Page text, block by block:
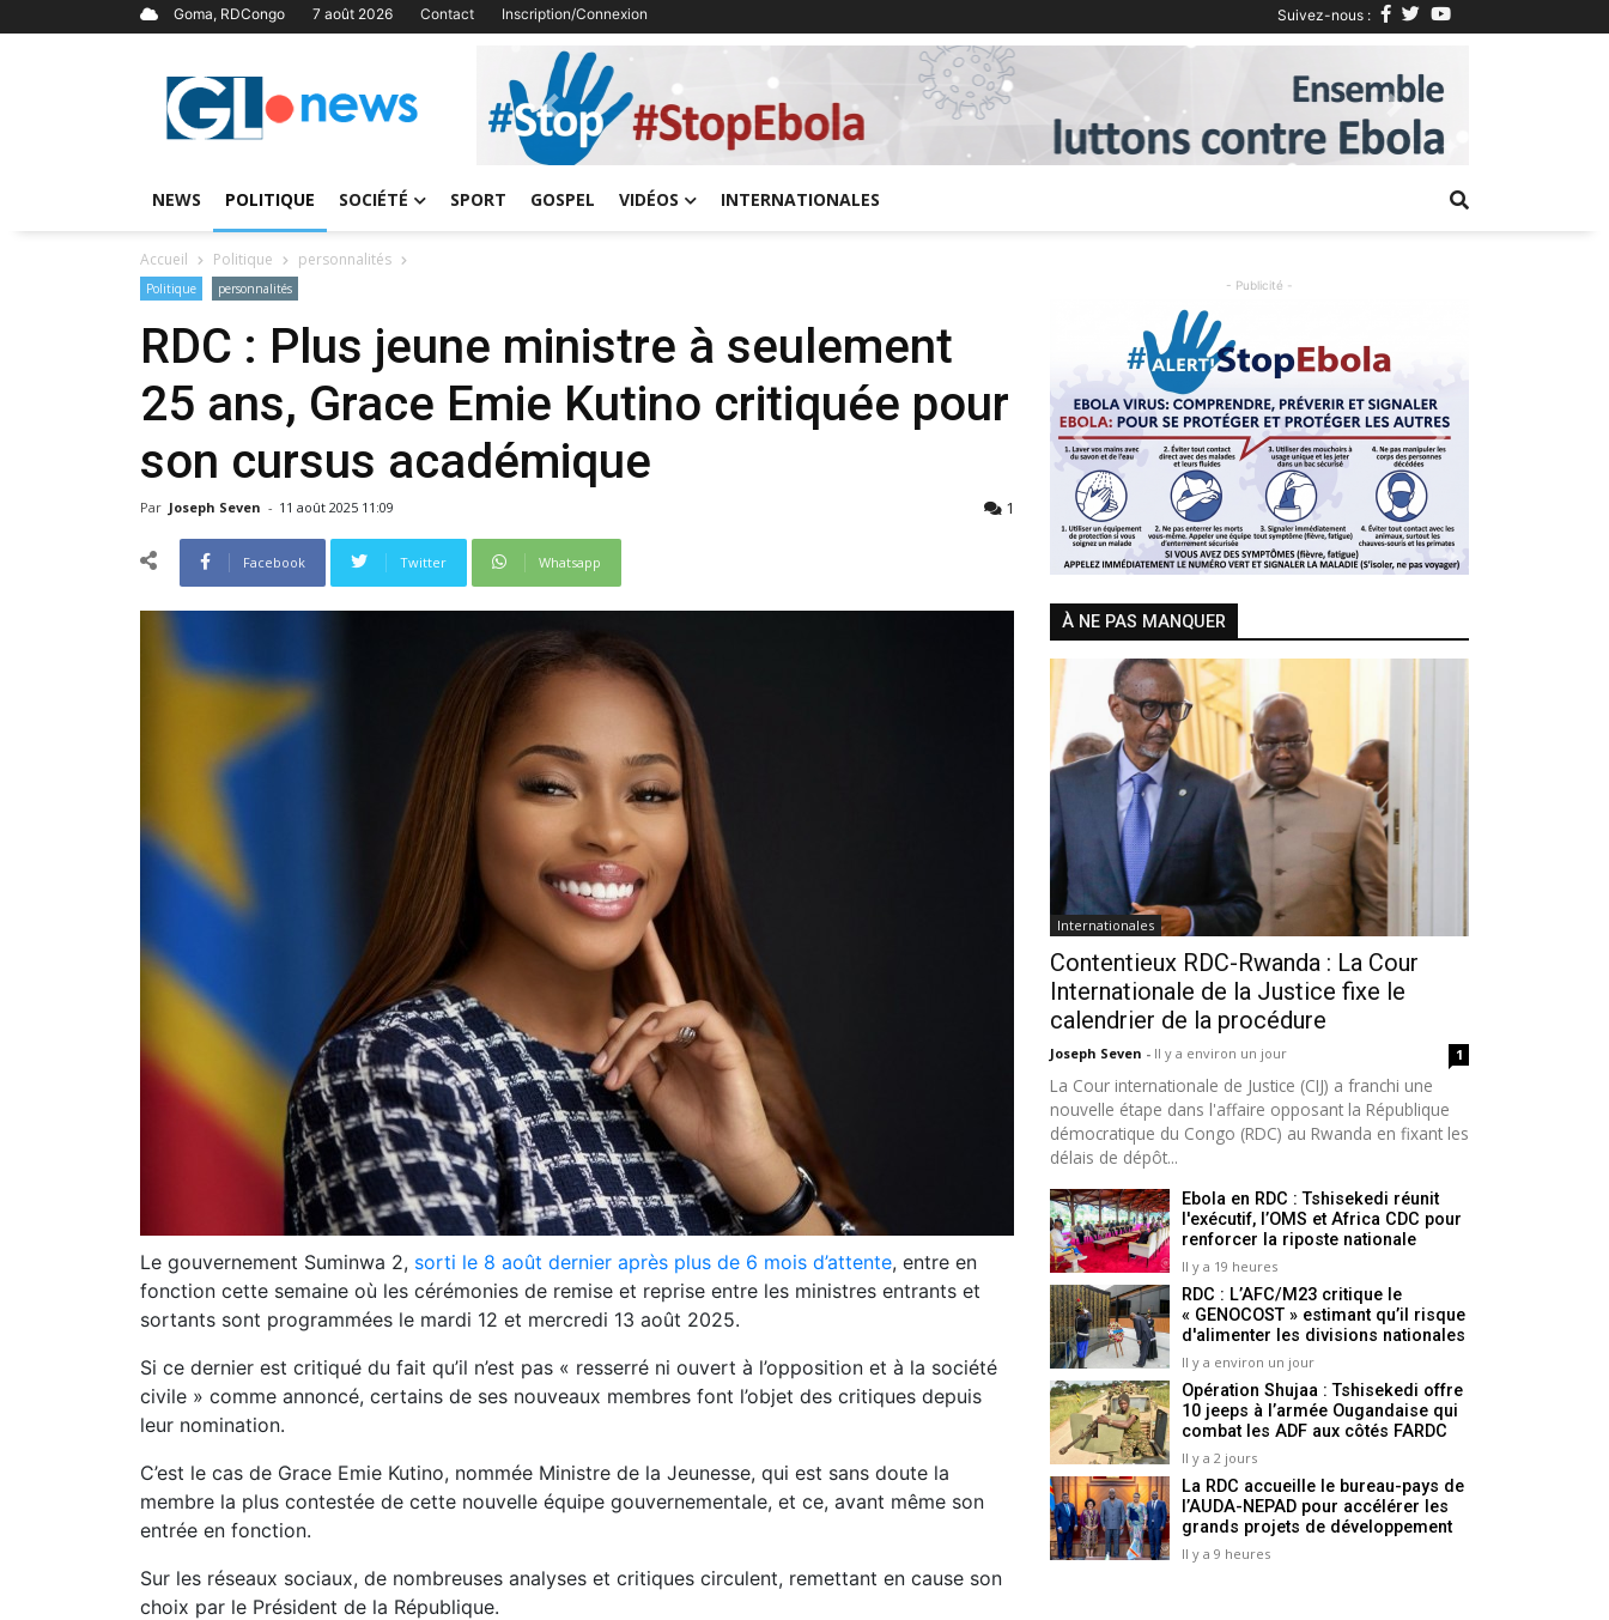
Goma, RDCongo 7 août 2026 Contact Inscription/Connexion Suivez-nous :
Previous Next
NEWS POLITIQUE SOCIÉTÉ SPORT GOSPEL VIDÉOS INTERNATIONALES
Accueil Politique personnalités
Politique personnalités
RDC : Plus jeune ministre à seulement
25 ans, Grace Emie Kutino critiquée pour
son cursus académique
Par Joseph Seven - 11 août 2025 11:09 1
Facebook Twitter Whatsapp
Le gouvernement Suminwa 2, sorti le 8 août dernier après plus de 6 mois d’attente, entre en
fonction cette semaine où les cérémonies de remise et reprise entre les ministres entrants et
sortants sont programmées le mardi 12 et mercredi 13 août 2025.
Si ce dernier est critiqué du fait qu’il n’est pas « resserré ni ouvert à l’opposition et à la société
civile » comme annoncé, certains de ses nouveaux membres font l’objet des critiques depuis
leur nomination.
C’est le cas de Grace Emie Kutino, nommée Ministre de la Jeunesse, qui est sans doute la
membre la plus contestée de cette nouvelle équipe gouvernementale, et ce, avant même son
entrée en fonction.
Sur les réseaux sociaux, de nombreuses analyses et critiques circulent, remettant en cause son
choix par le Président de la République.
- Publicité -
Previous Next
À NE PAS MANQUER
Internationales
Contentieux RDC-Rwanda : La Cour
Internationale de la Justice fixe le
calendrier de la procédure
Joseph Seven - Il y a environ un jour 1
La Cour internationale de Justice (CIJ) a franchi une
nouvelle étape dans l'affaire opposant la République
démocratique du Congo (RDC) au Rwanda en fixant les
délais de dépôt...
Ebola en RDC : Tshisekedi réunit
l'exécutif, l’OMS et Africa CDC pour
renforcer la riposte nationale
Il y a 19 heures
RDC : L’AFC/M23 critique le
« GENOCOST » estimant qu’il risque
d'alimenter les divisions nationales
Il y a environ un jour
Opération Shujaa : Tshisekedi offre
10 jeeps à l’armée Ougandaise qui
combat les ADF aux côtés FARDC
Il y a 2 jours
La RDC accueille le bureau-pays de
l’AUDA-NEPAD pour accélérer les
grands projets de développement
Il y a 9 heures